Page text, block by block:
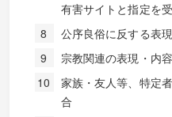
有害サイトと指定を
公序良俗に反する表
宗教関連の表現・内
家族・友人等、特定
合